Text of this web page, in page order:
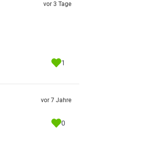
vor 3 Tage
1
vor 7 Jahre
0